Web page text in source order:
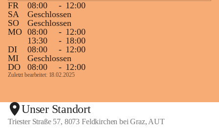
FR
08:00 - 12:00
SA
Geschlossen
SO
Geschlossen
MO 08:00 - 12:00
13:30
- 18:00
DI
08:00 - 12:00
MI
Geschlossen
DO
08:00 - 12:00
Zuletzt bearbeitet: 18.02.2025
Unser Standort
Triester Straße 57, 8073 Feldkirchen bei Graz, AUT